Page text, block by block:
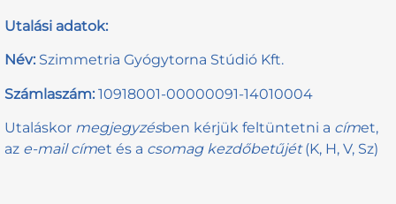
Utalási adatok:
Név: Szimmetria Gyógytorna Stúdió Kft.
Számlaszám: 10918001-00000091-14010004
Utaláskor megjegyzésben kérjük feltüntetni a címet,
az e-mail címet és a csomag kezdőbetűjét(K, H, V, Sz)